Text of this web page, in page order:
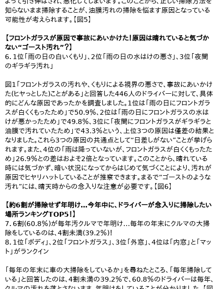
知らないまま掃除することが、油膜汚れの掃除を悩ます原因となっている
可能性が考えられます。【図5】
【フロントガラスが原因で事故にあいかけた！原因は晴れていると気づか
ない“ゴースト汚れ”？】
6．1位「雨の日の白いくもり」、2位「雨の日の水はけの悪さ」、3位「夜間
のギラギラ汚れ」
図1「フロントガラスの汚れや、くもりによる視界の悪さで、事故にあいかけ
た(ヒヤっとした)ことがある」と回答した446人のドライバーに対して、具体
的にどんな原因であったかを調査しました。1位は「雨の日にフロントガラ
スが白くくもったため」で50.9％、2位は「雨の日にフロントガラスの水は
けが悪かったため」で49.8％、3位に「夜間にフロントガラスがギラギラと
油膜で汚れていたため」で43.3％という、上位3つの原因は僅差の結果と
なりました。これら3つの原因の共通点として“日差しがない”ことが挙げら
れます。また、4位の「雨は降っていないが、フロントガラスが白くくもったた
め」26.9％との差はおよそ2倍となっています。このことから、晴れている
時には気づかず、暗い状況になってからはじめて気づくことにより、汚れが
原因でヒヤリハットしていることが推察できます。まるで“ゴーストのような
汚れ”には、晴天時からの念入りな注意が必要です。【図6】
【約6割が掃除せず年明け…今年中に、ドライバーが念入りに掃除したい
場所ランキングTOP5！】
7．6割(60.8％)が毎年汚クルマで年明け…毎年の年末にクルマの大掃
除をしているのは、4割未満(39.2％)！
8．1位「ボディ」、2位「フロントガラス」、3位「外窓」、4位は「内窓」と「マッ
ト」がランクイン
「毎年の年末に車の大掃除をしているか」を尋ねたところ、「毎年掃除して
いる」と回答したのは、4割未満の39.2％で、60.8％のドライバーは毎年、